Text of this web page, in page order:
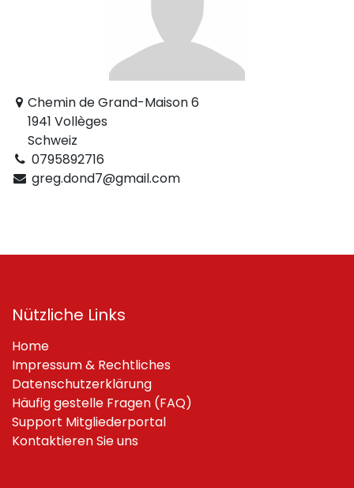
Chemin de Grand-Maison 6
1941 Vollèges
Schweiz
0795892716
greg.dond7@gmail.com
Nützliche Links
Home
Impressum & Rechtliches
Datenschutzerklärung
Häufig gestelle Fragen (FAQ)
Support Mitgliederportal
Kontaktieren Sie uns